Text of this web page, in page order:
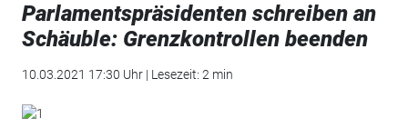
Parlamentspräsidenten schreiben an
Schäuble: Grenzkontrollen beenden
10.03.2021 17:30 Uhr | Lesezeit: 2 min